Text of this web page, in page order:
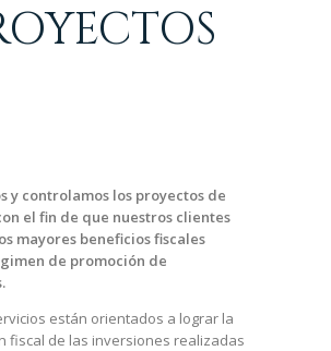
y controlamos los proyectos de
el fin de que nuestros clientes
mayores beneficios fiscales
de promoción de
están orientados a lograr la
fiscal de las inversiones realizadas